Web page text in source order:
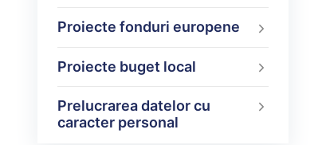
Proiecte fonduri europene
Proiecte buget local
Prelucrarea datelor cu
caracter personal